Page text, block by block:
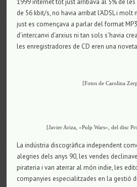
de 56 kbit/s, no havia arribat l’ADSL i
just es començava a parlar del format
d’intercanvi d’arxius ni tan sols s’havia
les enregistradores de CD eren una
[Fotos de Carolina
[Javier Ariza, «Pulp Wars», del disc
La indústria discogràfica independent
alegries dels anys 90, les vendes
pirateria i van aterrar al món indie, les
companyies especialitzades en la gestió